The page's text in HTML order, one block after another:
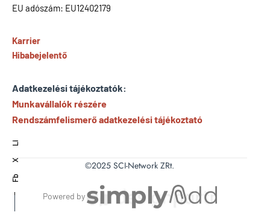
Fb
X
Li
EU adószám: EU12402179
Karrier
Hibabejelentő
Adatkezelési tájékoztatók:
Munkavállalók részére
Rendszámfelismerő adatkezelési tájékoztató
©2025 SCI-Network ZRt.
Powered by